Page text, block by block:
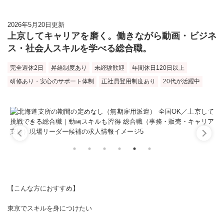
2026年5月20日更新
上京してキャリアを磨く。働きながら動画・ビジネ
ス・社会人スキルを学べる総合職。
完全週休2日 昇給制度あり 未経験歓迎
年間休日120日以上
研修あり・安心のサポート体制
正社員登用制度あり 20代が活躍中
【こんな方におすすめ】
東京でスキルを身につけたい